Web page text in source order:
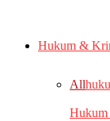
Hukum &
All
Hukum